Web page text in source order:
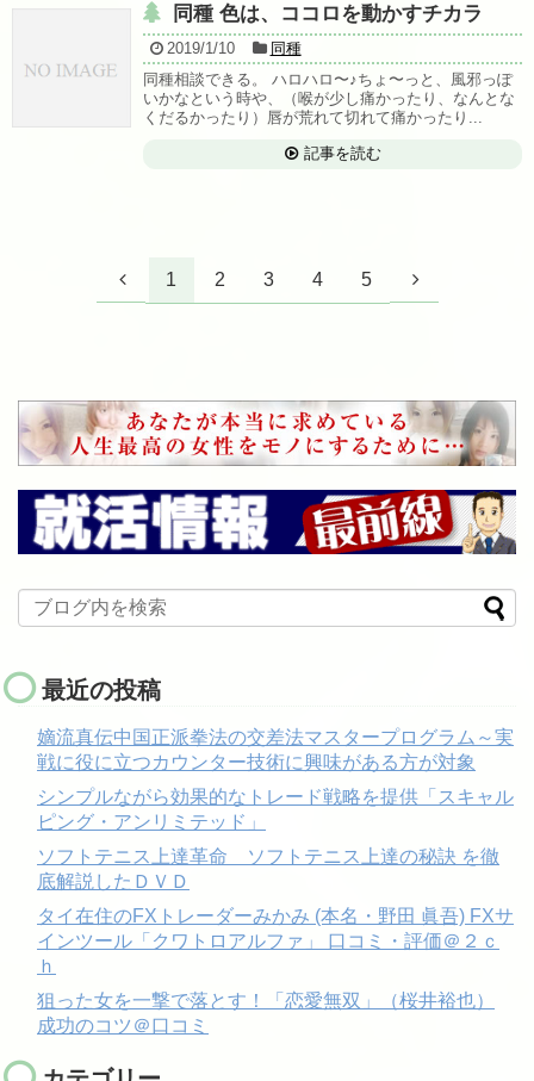
同種 色は、ココロを動かすチカラ
2019/1/10
同種
同種相談できる。 ハロハロ〜♪ちょ〜っと、風邪っぽ
いかなという時や、（喉が少し痛かったり、なんとな
くだるかったり）唇が荒れて切れて痛かったり...
記事を読む
1 2 3 4 5
最近の投稿
嫡流真伝中国正派拳法の交差法マスタープログラム～実
戦に役に立つカウンター技術に興味がある方が対象
シンプルながら効果的なトレード戦略を提供「スキャル
ピング・アンリミテッド」
ソフトテニス上達革命 ソフトテニス上達の秘訣 を徹
底解説したＤＶＤ
タイ在住のFXトレーダーみかみ (本名・野田 眞吾) FXサ
インツール「クワトロアルファ」 口コミ・評価＠２ｃ
ｈ
狙った女を一撃で落とす！「恋愛無双」（桜井裕也）
成功のコツ＠口コミ